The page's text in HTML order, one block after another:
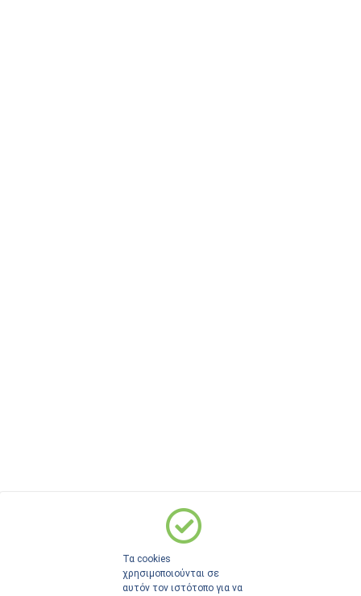
Τα cookies
χρησιμοποιούνται σε
αυτόν τον ιστότοπο για να